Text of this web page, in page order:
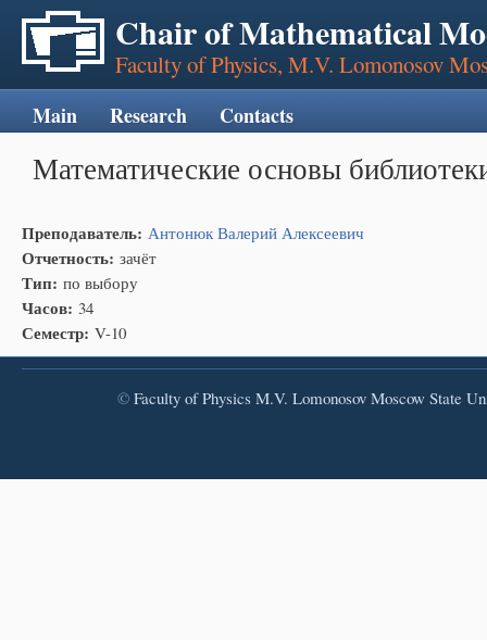
Chair of Mathematical
Faculty of Physics, M.V. Lomonosov
Математические основы
Преподаватель: Антонюк Валерий Алексеевич
Отчетность: зачёт
Тип: по выбору
Часов: 34
Семестр: V-10
Main Research Contacts
©Faculty of Physics M.V. Lomonosov Moscow State